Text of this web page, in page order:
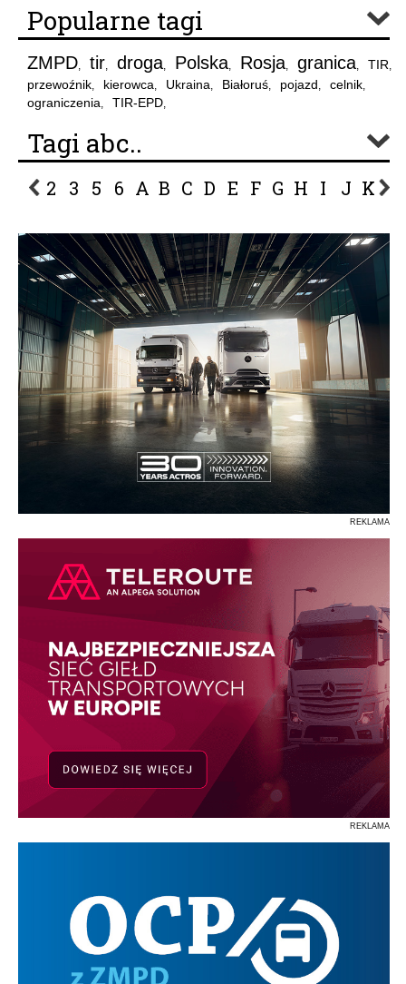
Popularne tagi
ZMPD, tir, droga, Polska, Rosja, granica, TIR,
przewoźnik, kierowca, Ukraina, Białoruś, pojazd, celnik,
ograniczenia, TIR-EPD,
Tagi abc..
2 3 5 6 A B C D E F G H I J K L
REKLAMA
REKLAMA